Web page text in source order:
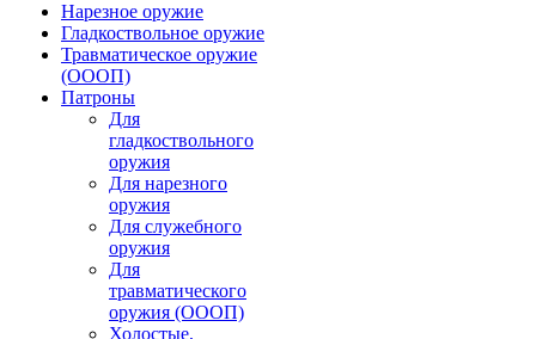
Нарезное оружие
Гладкоствольное оружие
Травматическое оружие
(ОООП)
Патроны
Для
гладкоствольного
оружия
Для нарезного
оружия
Для служебного
оружия
Для
травматического
оружия (ОООП)
Холостые,